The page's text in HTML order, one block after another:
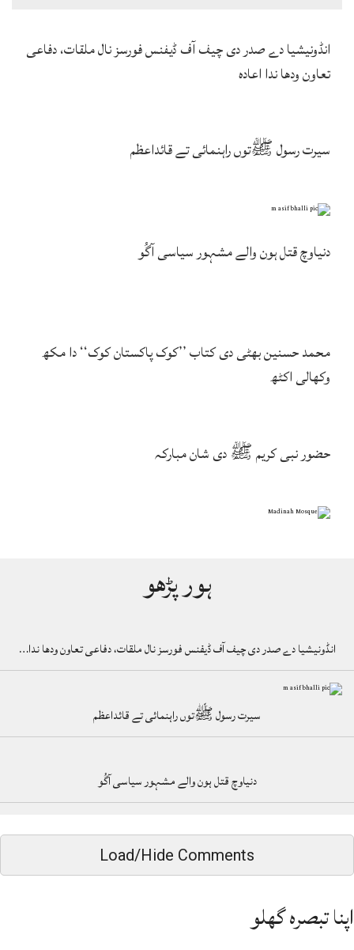
انڈونیشیا دے صدر دی چیف آف ڈیفنس فورسز نال ملقات، دفاعی
تعاون ودھا ندا اعادہ
سیرت رسول ﷺتوں راہنمائی تے قائداعظم
دنیاوچ قتل ہون والے مشہور سیاسی آگُو
محمد حسنین بھٹی دی کتاب ’’کوک پاکستان کوک‘‘ دا مکھ
وکھالی اکٹھ
حضور نبی کریم ﷺ دی شان مبارکہ
ہور پڑھو
انڈونیشیا دے صدر دی چیف آف ڈیفنس فورسز نال ملقات، دفاعی تعاون ودھا ندا…
سیرت رسول ﷺتوں راہنمائی تے قائداعظم
دنیاوچ قتل ہون والے مشہور سیاسی آگُو
Load/Hide Comments
اپنا تبصرہ گھلو